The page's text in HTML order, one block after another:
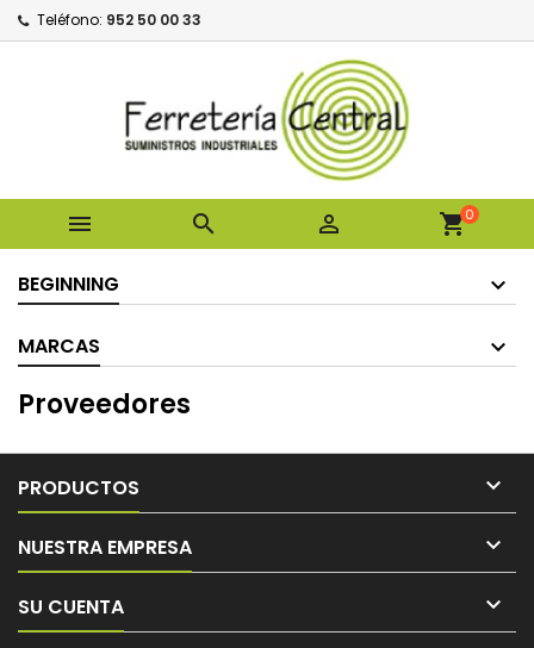
Teléfono: 952 50 00 33
   shopping_cart0
BEGINNING
MARCAS
Proveedores
PRODUCTOS 
NUESTRA EMPRESA 
SU CUENTA 